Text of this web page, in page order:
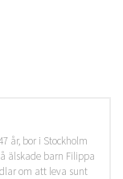
år, bor i Stockholm
älskade barn Filippa
om att leva sunt